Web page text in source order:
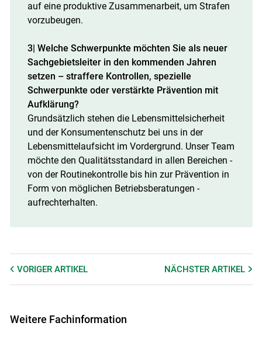
auf eine produktive Zusammenarbeit, um Strafen
vorzubeugen.
3| Welche Schwerpunkte möchten Sie als neuer
Sachgebietsleiter in den kommenden Jahren
setzen – straffere Kontrollen, spezielle
Schwerpunkte oder verstärkte Prävention mit
Aufklärung?
Grundsätzlich stehen die Lebensmittelsicherheit
und der Konsumentenschutz bei uns in der
Lebensmittelaufsicht im Vordergrund. Unser Team
möchte den Qualitätsstandard in allen Bereichen -
von der Routinekontrolle bis hin zur Prävention in
Form von möglichen Betriebsberatungen -
aufrechterhalten.
VORIGER ARTIKEL NÄCHSTERARTIKEL
Weitere Fachinformation